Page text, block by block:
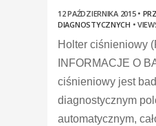
12 PAŹDZIERNIKA 2015 •
DIAGNOSTYCZNYCH •
Holter ciśnieniowy
INFORMACJE O
ciśnieniowy jest
diagnostycznym
automatycznym,